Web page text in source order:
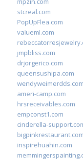
stcreal.com
PopUpFlea.com
valueml.com
jmpbliss.com
drjorgerico.com
queensushipa.com
wendyweimerdds.com
ameri-camp.com
hrsreceivables.com
empconst1.com
cinderella-
bigpinkrestaurant.com
inspirehuahin.com